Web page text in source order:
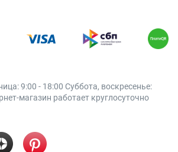
9:00 - 18:00 Суббота, воскресенье:
магазин работает круглосуточно